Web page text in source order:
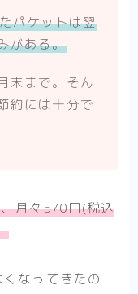
パケットは翌
がある。
末まで。そん
約には十分で
月々570円(税込
なってきたの